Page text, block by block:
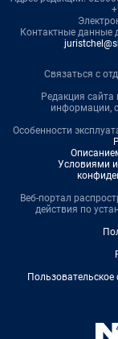
Контактные данные
Связаться с
Редакция сайта
информации,
Особенности
Условиями
Веб-портал
действия по
Пользовательское